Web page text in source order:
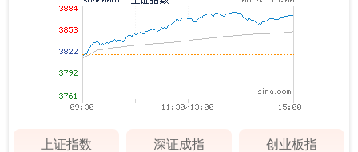
上证指数 深证成指 创业板指